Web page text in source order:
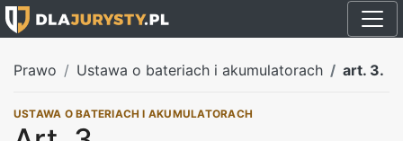
Prawo Ustawa o bateriach i akumulatorach art. 3.
USTAWA O BATERIACH I AKUMULATORACH